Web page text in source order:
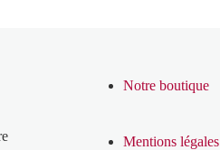
Notre boutique
Mentions légales